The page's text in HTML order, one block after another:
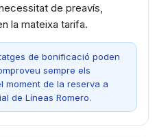
de preavís,
la mateixa tarifa.
de bonificació poden
sempre els
moment de la reserva a
de Líneas Romero.